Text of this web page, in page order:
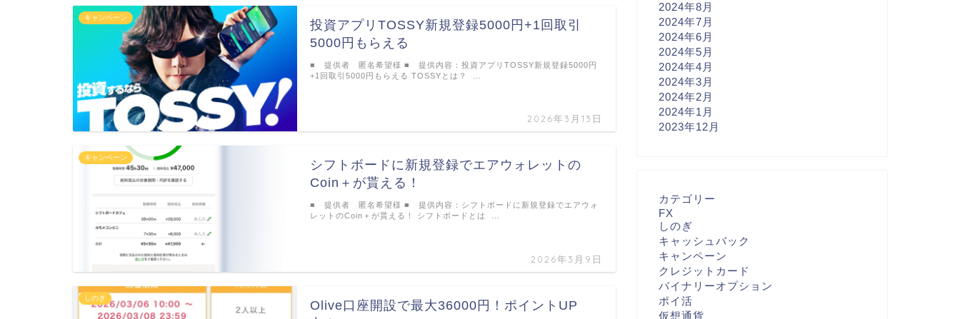
キャンペーン
投資アプリTOSSY新規登録5000円+1回取引
5000円もらえる
2026年3月13日
■ 提供者 匿名希望様 ■ 提供内容：投資アプリTOSSY新規登録5000円
+1回取引5000円もらえる TOSSYとは？ …
キャンペーン
シフトボードに新規登録でエアウォレットの
Coin＋が貰える！
2026年3月9日
■ 提供者 匿名希望様 ■ 提供内容：シフトボードに新規登録でエアウォ
レットのCoin＋が貰える！ シフトボードとは …
しのぎ
Olive口座開設で最大36000円！ポイントUP
2024年8月
2024年7月
2024年6月
2024年5月
2024年4月
2024年3月
2024年2月
2024年1月
2023年12月
カテゴリー
FX
しのぎ
キャッシュバック
キャンペーン
クレジットカード
バイナリーオプション
ポイ活
仮想通貨